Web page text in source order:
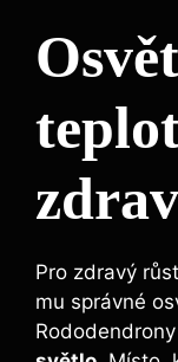
Pro zdravý
mu správné